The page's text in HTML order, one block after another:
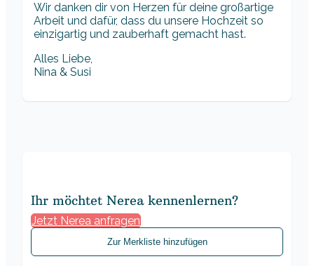
Wir danken dir von Herzen für deine großartige
Arbeit und dafür, dass du unsere Hochzeit so
einzigartig und zauberhaft gemacht hast.
Alles Liebe,
Nina & Susi
Ihr möchtet Nerea kennenlernen?
Jetzt Nerea anfragen
Zur Merkliste hinzufügen